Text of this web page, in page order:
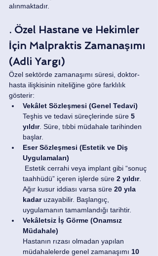
alınmaktadır.
. Özel Hastane ve Hekimler
İçin Malpraktis Zamanaşımı
(Adli Yargı)
Özel sektörde zamanaşımı süresi, doktor-
hasta ilişkisinin niteliğine göre farklılık
gösterir:
Vekâlet Sözleşmesi (Genel Tedavi)
Teşhis ve tedavi süreçlerinde süre 5
yıldır. Süre, tıbbi müdahale tarihinden
başlar.
Eser Sözleşmesi (Estetik ve Diş
Uygulamaları)
taahhüdü” içeren işlerde süre 2 yıldır.
Ağır kusur iddiası varsa süre 20 yıla
kadar uzayabilir. Başlangıç,
uygulamanın tamamlandığı tarihtir.
Vekâletsiz İş Görme (Onamsız
Müdahale)
Hastanın rızası olmadan yapılan
müdahalelerde genel zamanaşımı 10